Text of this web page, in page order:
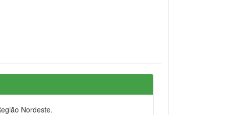
Nordeste.